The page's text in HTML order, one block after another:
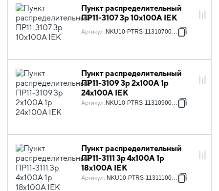
Пункт распределительный
ПР11-3107 3p 10х100А IEK
Артикул: NKU10-PTRS-11310700-01
Пункт распределительный
ПР11-3109 3p 2х100А 1p
24х100А IEK
Артикул: NKU10-PTRS-11310900-01
Пункт распределительный
ПР11-3111 3p 4х100А 1p
18х100А IEK
Артикул: NKU10-PTRS-11311100-01